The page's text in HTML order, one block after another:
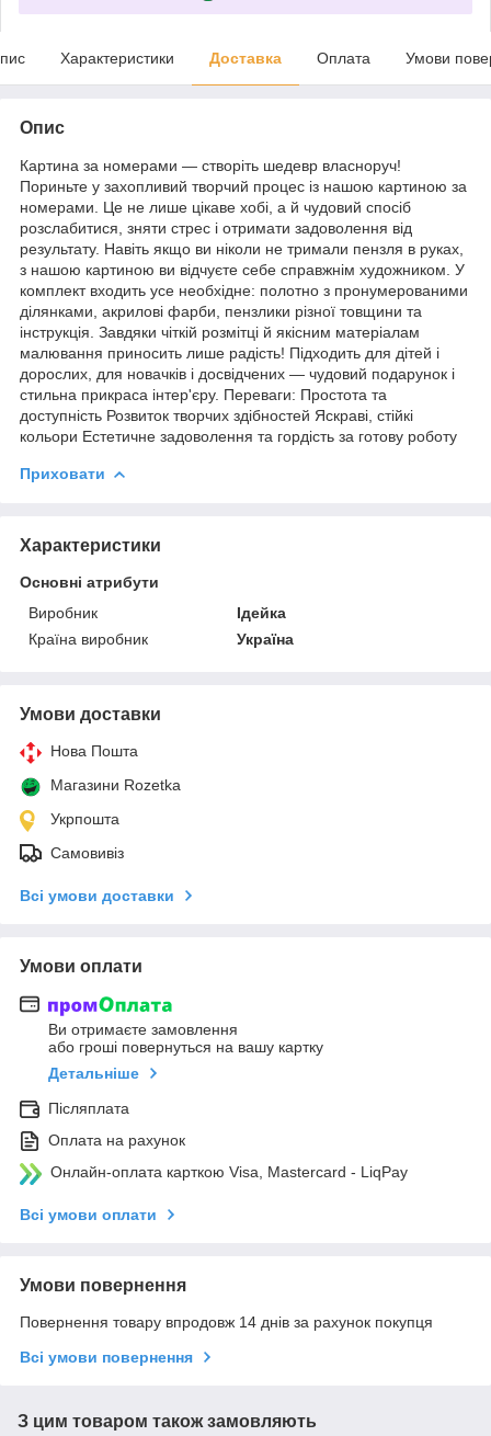
Характеристики Доставка Оплата Умови
Опис
Картина за номерами — створіть шедевр власноруч!
Пориньте у захопливий творчий процес із нашою картиною за
номерами. Це не лише цікаве хобі, а й чудовий спосіб
розслабитися, зняти стрес і отримати задоволення від
результату. Навіть якщо ви ніколи не тримали пензля в руках,
з нашою картиною ви відчуєте себе справжнім художником. У
комплект входить усе необхідне: полотно з пронумерованими
ділянками, акрилові фарби, пензлики різної товщини та
інструкція. Завдяки чіткій розмітці й якісним матеріалам
малювання приносить лише радість! Підходить для дітей і
дорослих, для новачків і досвідчених — чудовий подарунок і
стильна прикраса інтер'єру. Переваги: Простота та
доступність Розвиток творчих здібностей Яскраві, стійкі
кольори Естетичне задоволення та гордість за готову роботу
Приховати
Характеристики
Основні атрибути
Виробник
Ідейка
Країна виробник
Україна
Умови доставки
Нова Пошта
Магазини Rozetka
Укрпошта
Самовивіз
Всі умови доставки
Умови оплати
Ви отримаєте замовлення
або гроші повернуться на вашу картку
Детальніше
Післяплата
Оплата на рахунок
Онлайн-оплата карткою Visa, Mastercard - LiqPay
Всі умови оплати
Умови повернення
Повернення товару впродовж 14 днів за рахунок покупця
Всі умови повернення
З цим товаром також замовляють